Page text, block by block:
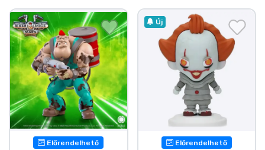
Előrendelhető
Új
Előrendelhető